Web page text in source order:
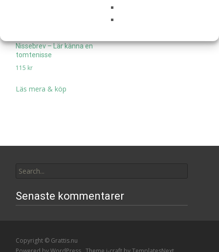
Nissebrev – Lär känna en
tomtenisse
115 kr
Läs mera & köp
for:
Senaste kommentarer
Copyright © Grattis.nu